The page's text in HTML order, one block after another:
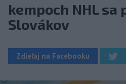
kempoch NHL sa
Slovákov
Zdieľaj na Facebooku